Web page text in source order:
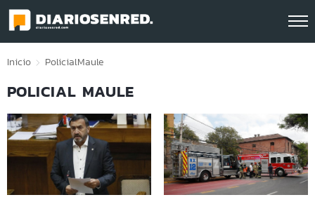
Click acá para ir directamente al contenido
Inicio PolicialMaule
POLICIAL MAULE